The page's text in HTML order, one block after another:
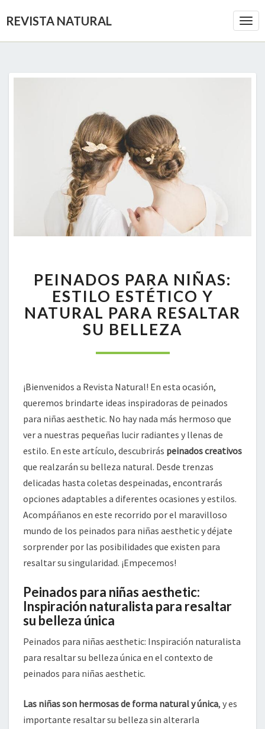
REVISTA NATURAL
PARA
NIÑAS:
ESTILO
ESTÉTICO
PARA
SU
PEINADOS PARA NIÑAS:
ESTILO ESTÉTICO Y
NATURAL PARA RESALTAR
SU BELLEZA
¡Bienvenidos a Revista Natural! En esta ocasión,
queremos brindarte ideas inspiradoras de peinados
para niñas aesthetic. No hay nada más hermoso que
ver a nuestras pequeñas lucir radiantes y llenas de
estilo. En este artículo, descubrirás peinados creativos
que realzarán su belleza natural. Desde trenzas
delicadas hasta coletas despeinadas, encontrarás
opciones adaptables a diferentes ocasiones y estilos.
Acompáñanos en este recorrido por el maravilloso
mundo de los peinados para niñas aesthetic y déjate
sorprender por las posibilidades que existen para
resaltar su singularidad. ¡Empecemos!
Peinados para niñas aesthetic:
Inspiración naturalista para resaltar
su belleza única
Peinados para niñas aesthetic: Inspiración naturalista
para resaltar su belleza única en el contexto de
peinados para niñas aesthetic.
Las niñas son hermosas de forma natural y única, y es
importante resaltar su belleza sin alterarla